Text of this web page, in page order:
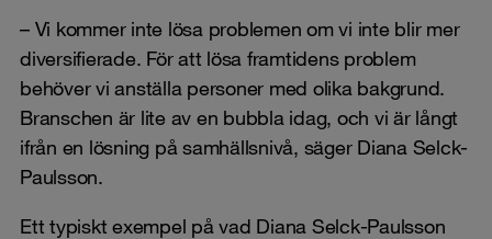
– Vi kommer inte lösa problemen om vi inte blir mer
diversifierade. För att lösa framtidens problem
behöver vi anställa personer med olika bakgrund.
Branschen är lite av en bubbla idag, och vi är långt
ifrån en lösning på samhällsnivå, säger Diana Selck-
Paulsson.
Ett typiskt exempel på vad Diana Selck-Paulsson